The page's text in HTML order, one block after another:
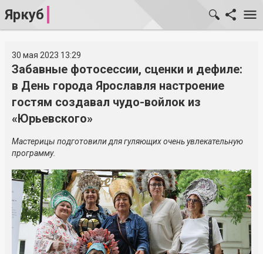
Яркуб
30 мая 2023 13:29
Забавные фотосессии, сценки и дефиле:
в День города Ярославля настроение
гостям создавал чудо-войлок из
«Юрьевского»
Мастерицы подготовили для гуляющих очень увлекательную
программу.